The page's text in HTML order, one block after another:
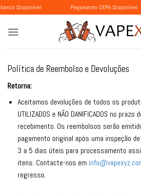
Skip
to
content
Pagamento SEPA Disponível
Política de Reembolso e Devoluções
Retorna:
Aceitamos devoluções de todos os
UTILIZADOS e NÃO DANIFICADOS no
recebimento. Os reembolsos serão
pagamento original após uma inspeção
3 a 5 dias úteis para processamento
itens. Contacte-nos em
regresso.